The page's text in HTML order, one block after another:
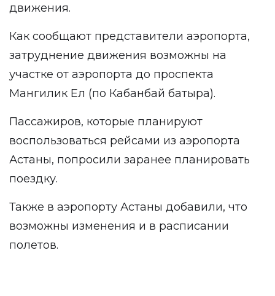
движения.
Как сообщают представители аэропорта,
затруднение движения возможны на
участке от аэропорта до проспекта
Мангилик Ел (по Кабанбай батыра).
Пассажиров, которые планируют
воспользоваться рейсами из аэропорта
Астаны, попросили заранее планировать
поездку.
Также в аэропорту Астаны добавили, что
возможны изменения и в расписании
полетов.